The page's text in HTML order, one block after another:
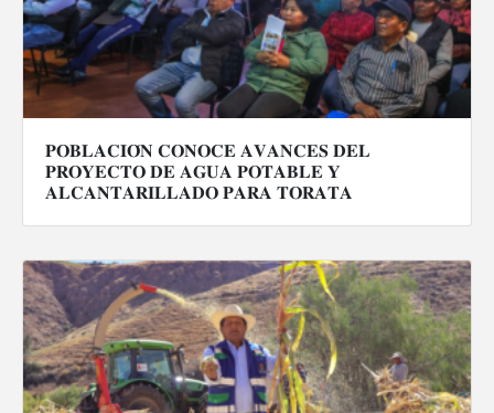
𝐏𝐎𝐁𝐋𝐀𝐂𝐈𝐎́𝐍 𝐂𝐎𝐍𝐎𝐂𝐄 𝐀𝐕𝐀𝐍𝐂𝐄𝐒 𝐃𝐄𝐋
𝐏𝐑𝐎𝐘𝐄𝐂𝐓𝐎 𝐃𝐄 𝐀𝐆𝐔𝐀 𝐏𝐎𝐓𝐀𝐁𝐋𝐄 𝐘
𝐀𝐋𝐂𝐀𝐍𝐓𝐀𝐑𝐈𝐋𝐋𝐀𝐃𝐎 𝐏𝐀𝐑𝐀 𝐓𝐎𝐑𝐀𝐓𝐀